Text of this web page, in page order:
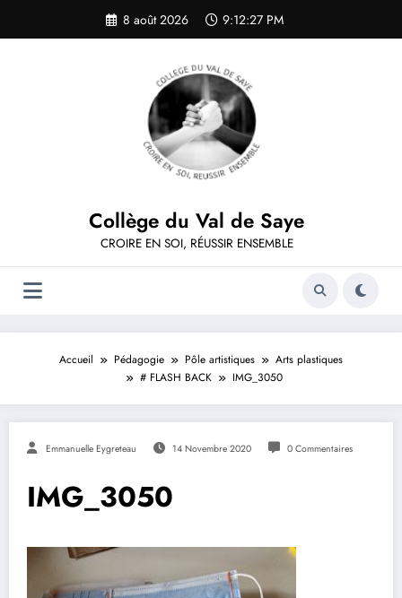
contenu
8 août 2026 9:12:27 PM
Collège du Val de Saye
CROIRE EN SOI, RÉUSSIR ENSEMBLE
Accueil Pédagogie Pôle artistiques
Arts plastiques
# FLASH BACK
IMG_3050
Emmanuelle Eygreteau 14 Novembre 2020 0 Commentaires
IMG_3050